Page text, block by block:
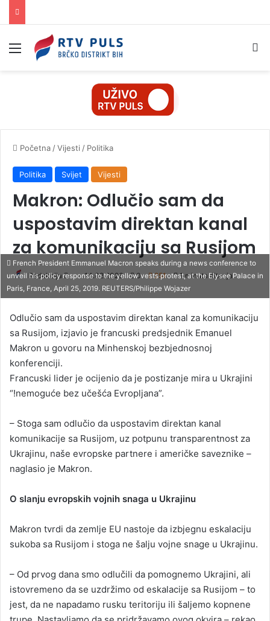
Izbornik
Početna /Vijesti / Politika
Politika Svijet Vijesti
Makron: Odlučio sam da
uspostavim direktan kanal
za komunikaciju sa Rusijom
Redakcija
S
e
d
a
n
m
a
14.02.2026 0 251 1 minuta čitanja
French President Emmanuel Macron speaks during a news conference to
unveil his policy response to the yellow vests protest, at the Elysee Palace in
Paris, France, April 25, 2019. REUTERS/Philippe Wojazer
Odlučio sam da uspostavim direktan kanal za komunikaciju
sa Rusijom, izjavio je francuski predsjednik Emanuel
Makron u govoru na Minhenskoj bezbjednosnoj
konferenciji.
Francuski lider je ocijenio da je postizanje mira u Ukrajini
“!nemoguće bez učešća Evropljana”.
– Stoga sam odlučio da uspostavim direktan kanal
komunikacije sa Rusijom, uz potpunu transparentnost za
Ukrajinu, naše evropske partnere i američke saveznike –
naglasio je Makron.
O slanju evropskih vojnih snaga u Ukrajinu
Makron tvrdi da zemlje EU nastoje da izbjegnu eskalaciju
sukoba sa Rusijom i stoga ne šalju vojne snage u Ukrajinu.
– Od prvog dana smo odlučili da pomognemo Ukrajini, ali
istovremeno da se uzdržimo od eskalacije sa Rusijom – to
jest, da ne napadamo rusku teritoriju ili šaljemo kopnene